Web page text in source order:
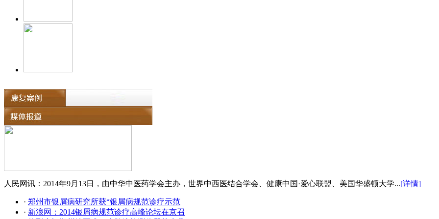
人民网讯：2014年9月13日，由中华中医药学会主办，世界中西医结合学会、健康中国·爱心联盟、美国华盛顿大学...[详情]
· 郑州市银屑病研究所获“银屑病规范诊疗示范
· 新浪网：2014银屑病规范诊疗高峰论坛在京召